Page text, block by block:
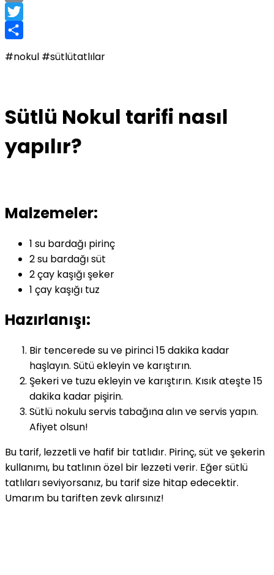
Email
Twitter
#nokul #sütlütatlılar
Sütlü Nokul tarifi nasıl
yapılır?
Malzemeler:
1 su bardağı pirinç
2 su bardağı süt
2 çay kaşığı şeker
1 çay kaşığı tuz
Hazırlanışı:
Bir tencerede su ve pirinci 15 dakika kadar
haşlayın. Sütü ekleyin ve karıştırın.
Şekeri ve tuzu ekleyin ve karıştırın. Kısık ateşte 15
dakika kadar pişirin.
Sütlü nokulu servis tabağına alın ve servis yapın.
Afiyet olsun!
Bu tarif, lezzetli ve hafif bir tatlıdır. Pirinç, süt ve şekerin
kullanımı, bu tatlının özel bir lezzeti verir. Eğer sütlü
tatlıları seviyorsanız, bu tarif size hitap edecektir.
Umarım bu tariften zevk alırsınız!